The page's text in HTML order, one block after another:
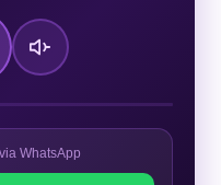
WhatsApp